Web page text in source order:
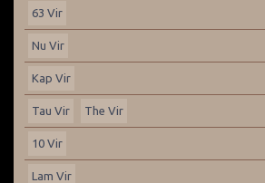
63 Vir
Nu Vir
Kap Vir
Tau Vir The Vir
10 Vir
Lam Vir